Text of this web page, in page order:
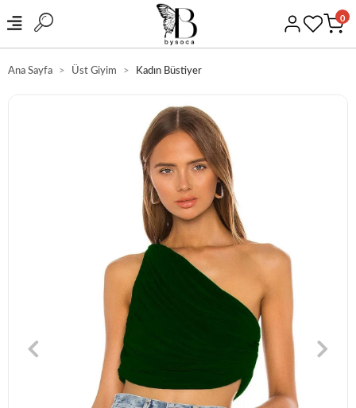
0
Ana Sayfa Üst Giyim Kadın Büstiyer